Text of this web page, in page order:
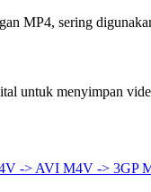
MP4, sering
untuk menyimpan
-> AVI M4V -> 3GP